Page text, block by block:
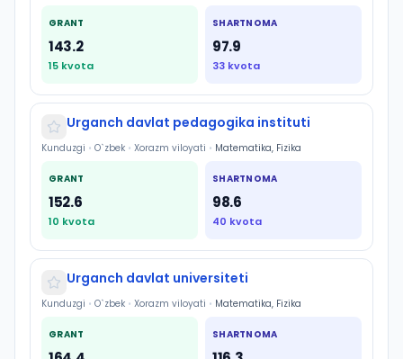
GRANT
143.2
15 kvota
SHARTNOMA
97.9
33 kvota
Urganch davlat pedagogika instituti
Kunduzgi • O`zbek • Xorazm viloyati • Matematika, Fizika
GRANT
152.6
10 kvota
SHARTNOMA
98.6
40 kvota
Urganch davlat universiteti
Kunduzgi • O`zbek • Xorazm viloyati • Matematika, Fizika
GRANT SHARTNOMA